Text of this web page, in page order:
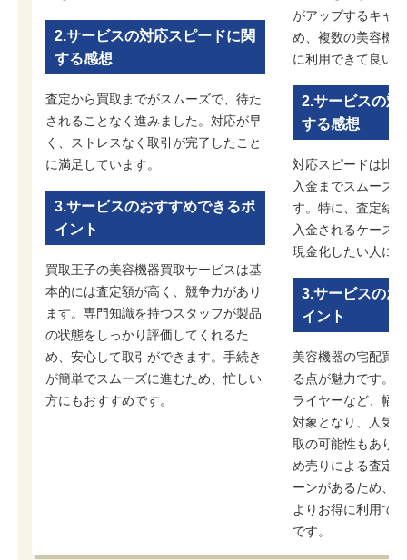
2.サービスの対応スピードに関
する感想
査定から買取までがスムーズで、待た
されることなく進みました。対応が早
く、ストレスなく取引が完了したこと
に満足しています。
3.サービスのおすすめできるポ
イント
買取王子の美容機器買取サービスは基
本的には査定額が高く、競争力があり
ます。専門知識を持つスタッフが製品
の状態をしっかり評価してくれるた
め、安心して取引ができます。手続き
が簡単でスムーズに進むため、忙しい
方にもおすすめです。
がアップするキャ
め、複数の美容機
に利用できて良い
2.サービスの対
する感想
対応スピードは比
入金までスムーズ
す。特に、査定結
入金されるケース
現金化したい人に
3.サービスのお
イント
美容機器の宅配買
る点が魅力です。
ライヤーなど、幅
対象となり、人気
取の可能性もあり
め売りによる査定
ーンがあるため、
よりお得に利用で
です。